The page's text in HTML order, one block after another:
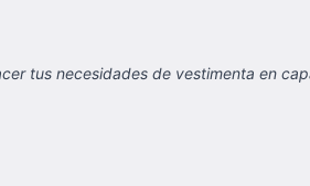
tus necesidades de vestimenta en